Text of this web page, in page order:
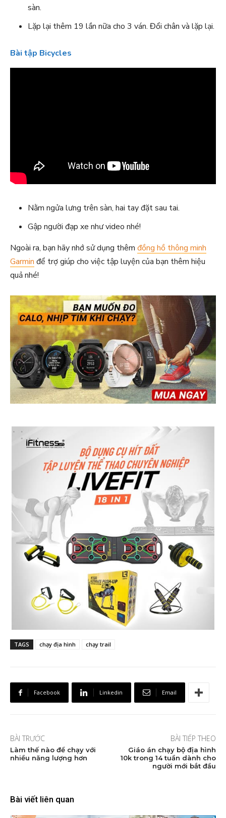
sàn.
Lặp lại thêm 19 lần nữa cho 3 ván. Đổi chân và lặp lại.
Bài tập Bicycles
Nằm ngửa lưng trên sàn, hai tay đặt sau tai.
Gập người đạp xe như video nhé!
Ngoài ra, bạn hãy nhớ sử dụng thêm đồng hồ thông minh
Garmin để trợ giúp cho việc tập luyện của bạn thêm hiệu
quả nhé!
TAGS chạy địa hình chạy trail
Facebook Linkedin Email
BÀI TRƯỚC
Làm thế nào để chạy với
nhiều năng lượng hơn
BÀI TIẾP THEO
Giáo án chạy bộ địa hình
10k trong 14 tuần dành cho
người mới bắt đầu
Bài viết liên quan